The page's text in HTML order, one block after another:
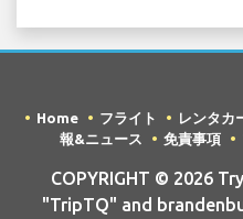
Home フライト レンタカ
報&ニュース
免責事項
COPYRIGHT © 2026
"TripTQ" and